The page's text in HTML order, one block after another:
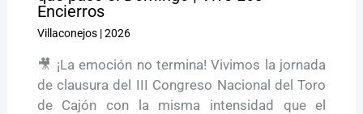
Encierros
Villaconejos|2026
🎥 ¡La emoción no termina! Vivimos la jornada
de clausura del III Congreso Nacional del Toro
de Cajón con la misma intensidad que el